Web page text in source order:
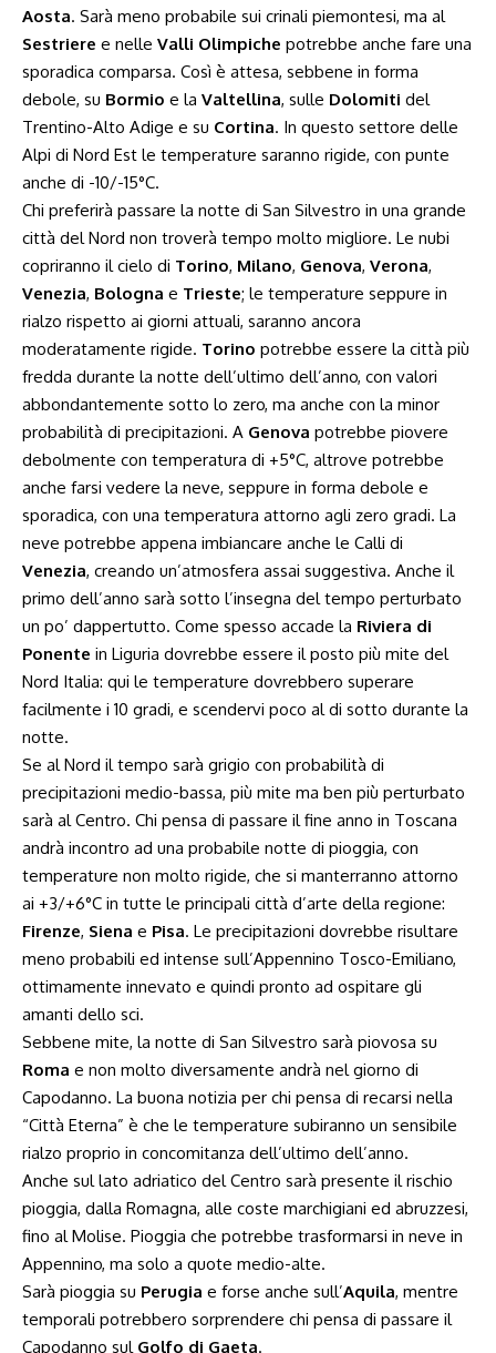
Aosta. Sarà meno probabile sui crinali piemontesi, ma al
Sestriere e nelle Valli Olimpiche potrebbe anche fare una
sporadica comparsa. Così è attesa, sebbene in forma
debole, su Bormio e la Valtellina, sulle Dolomiti del
Trentino-Alto Adige e su Cortina. In questo settore delle
Alpi di Nord Est le temperature saranno rigide, con punte
anche di -10/-15°C.
Chi preferirà passare la notte di San Silvestro in una grande
città del Nord non troverà tempo molto migliore. Le nubi
copriranno il cielo di Torino, Milano, Genova, Verona,
Venezia, Bologna e Trieste; le temperature seppure in
rialzo rispetto ai giorni attuali, saranno ancora
moderatamente rigide. Torino potrebbe essere la città più
fredda durante la notte dell’ultimo dell’anno, con valori
abbondantemente sotto lo zero, ma anche con la minor
probabilità di precipitazioni. A Genova potrebbe piovere
debolmente con temperatura di +5°C, altrove potrebbe
anche farsi vedere la neve, seppure in forma debole e
sporadica, con una temperatura attorno agli zero gradi. La
neve potrebbe appena imbiancare anche le Calli di
Venezia, creando un’atmosfera assai suggestiva. Anche il
primo dell’anno sarà sotto l’insegna del tempo perturbato
un po’ dappertutto. Come spesso accade la Riviera di
Ponente in Liguria dovrebbe essere il posto più mite del
Nord Italia: qui le temperature dovrebbero superare
facilmente i 10 gradi, e scendervi poco al di sotto durante la
notte.
Se al Nord il tempo sarà grigio con probabilità di
precipitazioni medio-bassa, più mite ma ben più perturbato
sarà al Centro. Chi pensa di passare il fine anno in Toscana
andrà incontro ad una probabile notte di pioggia, con
temperature non molto rigide, che si manterranno attorno
ai +3/+6°C in tutte le principali città d’arte della regione:
Firenze, Siena e Pisa. Le precipitazioni dovrebbe risultare
meno probabili ed intense sull’Appennino Tosco-Emiliano,
ottimamente innevato e quindi pronto ad ospitare gli
amanti dello sci.
Sebbene mite, la notte di San Silvestro sarà piovosa su
Roma e non molto diversamente andrà nel giorno di
Capodanno. La buona notizia per chi pensa di recarsi nella
“Città Eterna” è che le temperature subiranno un sensibile
rialzo proprio in concomitanza dell’ultimo dell’anno.
Anche sul lato adriatico del Centro sarà presente il rischio
pioggia, dalla Romagna, alle coste marchigiani ed abruzzesi,
fino al Molise. Pioggia che potrebbe trasformarsi in neve in
Appennino, ma solo a quote medio-alte.
Sarà pioggia su Perugia e forse anche sull’Aquila, mentre
temporali potrebbero sorprendere chi pensa di passare il
Capodanno sul Golfo di Gaeta.